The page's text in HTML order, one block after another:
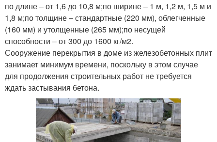
по длине – от 1,6 до 10,8 м;по ширине – 1 м, 1,2 м, 1,5 м и
1,8 м;по толщине – стандартные (220 мм), облегченные
(160 мм) и утолщенные (265 мм);по несущей
способности – от 300 до 1600 кг/м2.
Сооружение перекрытия в доме из железобетонных плит
занимает минимум времени, поскольку в этом случае
для продолжения строительных работ не требуется
ждать застывания бетона.